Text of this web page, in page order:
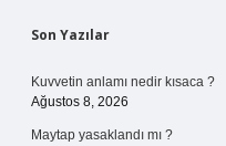
Sidebar
Son Yazılar
Kuvvetin anlamı nedir kısaca ?
Ağustos 8, 2026
Maytap yasaklandı mı ?